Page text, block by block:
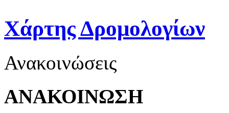
Χάρτης Δρομολογίων
Ανακοινώσεις
ΑΝΑΚΟΙΝΩΣΗ